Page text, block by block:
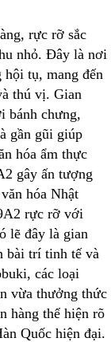
rực rỡ sắc
nhỏ. Đây là nơi
hội tụ, mang đến
thú vị. Gian
bánh chưng,
gần gũi giúp
hóa ẩm thực
gây ấn tượng
hóa Nhật
rực rỡ với
lẽ đây là gian
bài trí tinh tế và
các loại
vừa thưởng thức
hàng thể hiện rõ
Quốc hiện đại.